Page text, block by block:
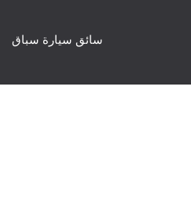
سائق سيارة سباق